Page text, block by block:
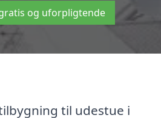
og uforpligtende
til udestue i